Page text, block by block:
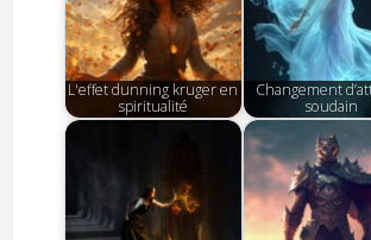
L'effet dunning kruger en
spiritualité
Changement
soudain